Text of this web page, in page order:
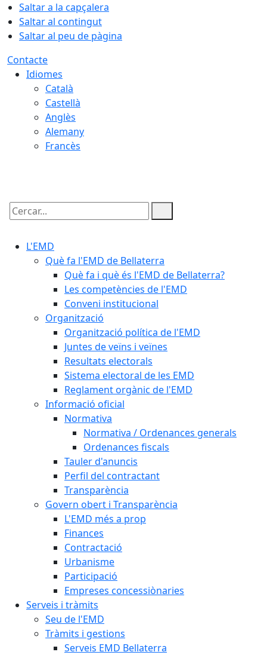
Saltar a la capçalera
Saltar al contingut
Saltar al peu de pàgina
Contacte
Idiomes
Català
Castellà
Anglès
Alemany
Francès
Cercar:
L'EMD
Què fa l'EMD de Bellaterra
Què fa i què és l'EMD de Bellaterra?
Les competències de l'EMD
Conveni institucional
Organització
Organització política de l'EMD
Juntes de veïns i veïnes
Resultats electorals
Sistema electoral de les EMD
Reglament orgànic de l'EMD
Informació oficial
Normativa
Normativa / Ordenances generals
Ordenances fiscals
Tauler d'anuncis
Perfil del contractant
Transparència
Govern obert i Transparència
L'EMD més a prop
Finances
Contractació
Urbanisme
Participació
Empreses concessiònaries
Serveis i tràmits
Seu de l'EMD
Tràmits i gestions
Serveis EMD Bellaterra